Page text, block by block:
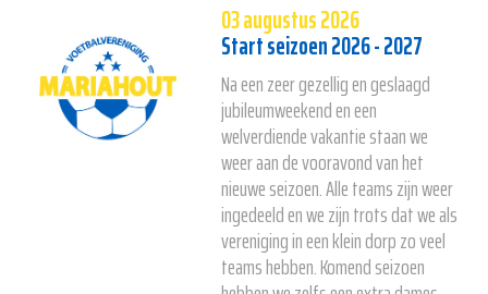
03 augustus 2026
Start seizoen 2026 - 2027
Na een zeer gezellig en geslaagd
jubileumweekend en een
welverdiende vakantie staan we
weer aan de vooravond van het
nieuwe seizoen. Alle teams zijn weer
ingedeeld en we zijn trots dat we als
vereniging in een klein dorp zo veel
teams hebben. Komend seizoen